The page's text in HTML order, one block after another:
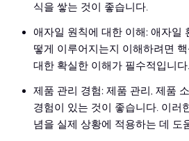
식을 쌓는 것이 좋습니다.
애자일 원칙에 대한 이해: 애자일
떻게 이루어지는지 이해하려면
대한 확실한 이해가 필수적입니다.
제품 관리 경험: 제품 관리, 제품
경험이 있는 것이 좋습니다. 이러
념을 실제 상황에 적용하는 데 도